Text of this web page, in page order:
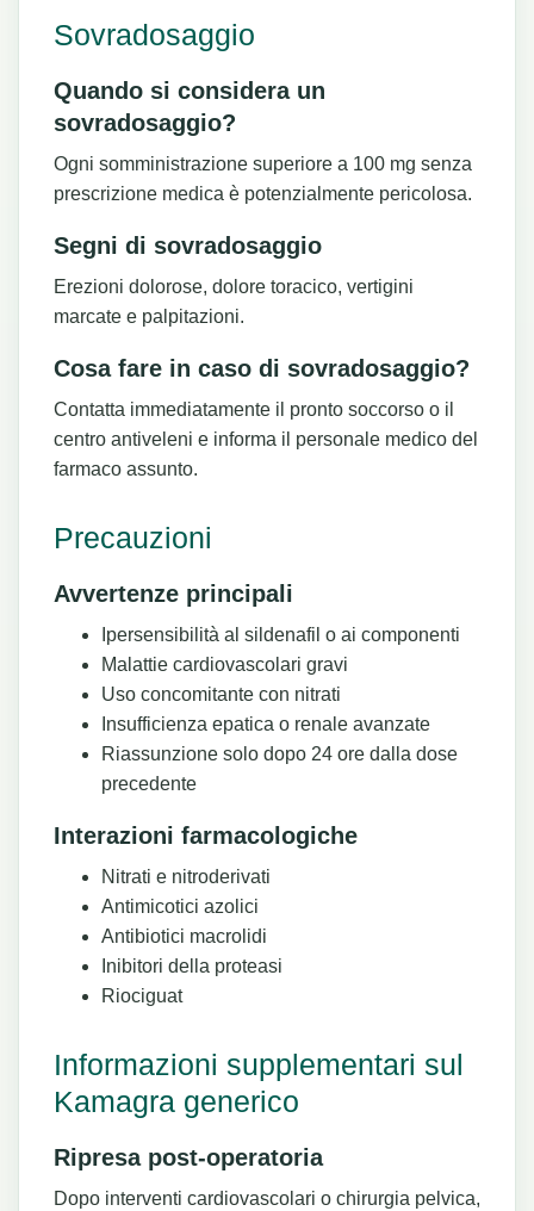
Sovradosaggio
Quando si considera un
sovradosaggio?
Ogni somministrazione superiore a 100 mg senza
prescrizione medica è potenzialmente pericolosa.
Segni di sovradosaggio
Erezioni dolorose, dolore toracico, vertigini
marcate e palpitazioni.
Cosa fare in caso di sovradosaggio?
Contatta immediatamente il pronto soccorso o il
centro antiveleni e informa il personale medico del
farmaco assunto.
Precauzioni
Avvertenze principali
Ipersensibilità al sildenafil o ai componenti
Malattie cardiovascolari gravi
Uso concomitante con nitrati
Insufficienza epatica o renale avanzate
Riassunzione solo dopo 24 ore dalla dose
precedente
Interazioni farmacologiche
Nitrati e nitroderivati
Antimicotici azolici
Antibiotici macrolidi
Inibitori della proteasi
Riociguat
Informazioni supplementari sul
Kamagra generico
Ripresa post-operatoria
Dopo interventi cardiovascolari o chirurgia pelvica,